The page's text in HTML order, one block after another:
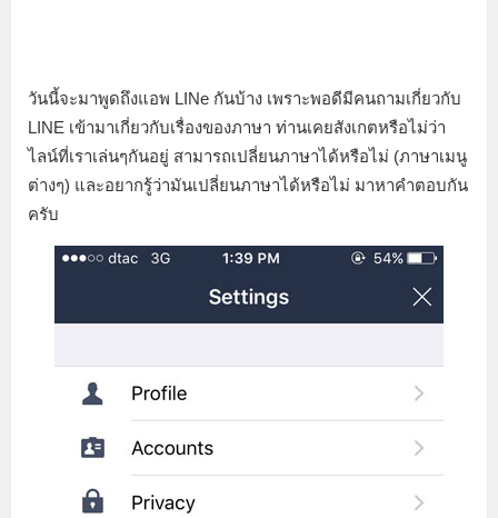
วันนี้จะมาพูดถึงแอพ LINe กันบ้าง เพราะพอดีมีคนถามเกี่ยวกับ
LINE เข้ามาเกี่ยวกับเรื่องของภาษา ท่านเคยสังเกตหรือไม่ว่า
ไลน์ที่เราเล่นๆกันอยู่ สามารถเปลี่ยนภาษาได้หรือไม่ (ภาษาเมนู
ต่างๆ) และอยากรู้ว่ามันเปลี่ยนภาษาได้หรือไม่ มาหาคำตอบกัน
ครับ